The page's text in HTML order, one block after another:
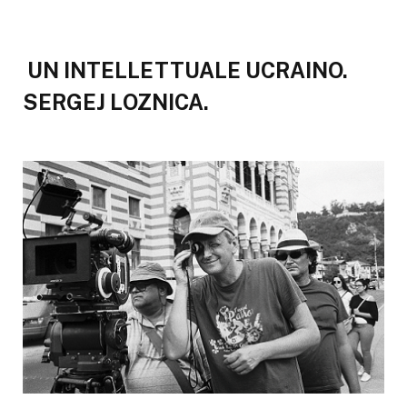
UN INTELLETTUALE UCRAINO.
SERGEJ LOZNICA.